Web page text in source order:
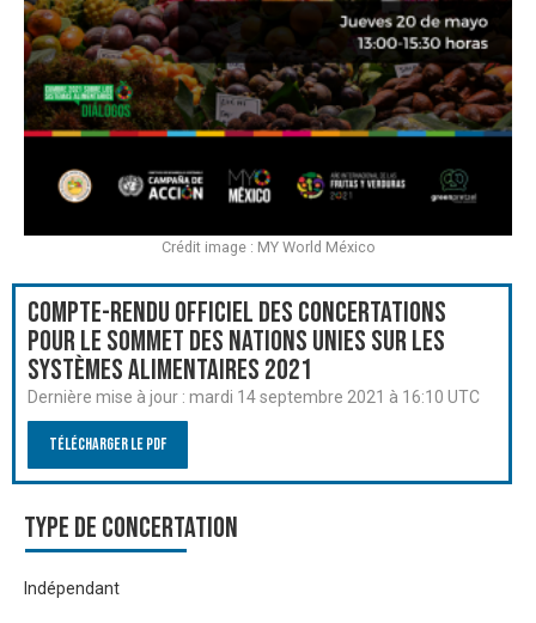
Compte-rendu officiel des Concertations
pour le Sommet des Nations Unies sur les
systèmes alimentaires 2021
Dernière mise à jour : mardi 14 septembre 2021 à 16:10 UTC
Télécharger le PDF
Type de Concertation
Indépendant
Crédit image : MY World México